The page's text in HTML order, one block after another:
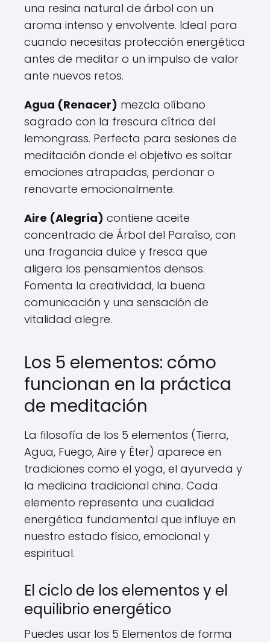
una resina natural de árbol con un
aroma intenso y envolvente. Ideal para
cuando necesitas protección energética
antes de meditar o un impulso de valor
ante nuevos retos.
Agua (Renacer) mezcla olíbano
sagrado con la frescura cítrica del
lemongrass. Perfecta para sesiones de
meditación donde el objetivo es soltar
emociones atrapadas, perdonar o
renovarte emocionalmente.
Aire (Alegría) contiene aceite
concentrado de Árbol del Paraíso, con
una fragancia dulce y fresca que
aligera los pensamientos densos.
Fomenta la creatividad, la buena
comunicación y una sensación de
vitalidad alegre.
Los 5 elementos: cómo
funcionan en la práctica
de meditación
La filosofía de los 5 elementos (Tierra,
Agua, Fuego, Aire y Éter) aparece en
tradiciones como el yoga, el ayurveda y
la medicina tradicional china. Cada
elemento representa una cualidad
energética fundamental que influye en
nuestro estado físico, emocional y
espiritual.
El ciclo de los elementos y el
equilibrio energético
Puedes usar los 5 Elementos de forma